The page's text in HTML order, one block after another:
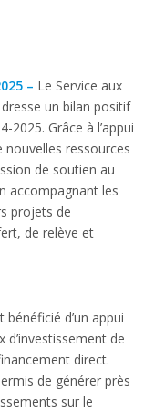
– Le Service aux
un bilan positif
2025. Grâce à l’appui
nouvelles ressources
de soutien au
accompagnant les
projets de
de relève et
d’un appui
de
direct.
de générer près
sur le